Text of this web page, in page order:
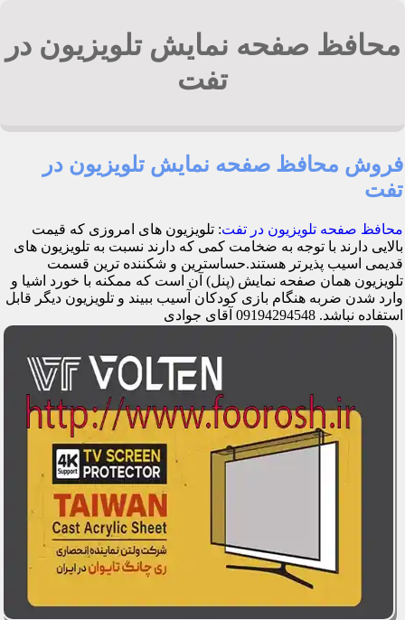
محافظ صفحه نمایش تلویزیون در
تفت
فروش محافظ صفحه نمایش تلویزیون در
تفت
محافظ صفحه تلویزیون در تفت: تلویزیون های امروزی که قیمت
بالایی دارند با توجه به ضخامت کمی که دارند نسبت به تلویزیون های
قدیمی اسیب پذیرتر هستند.حساسترین و شکننده ترین قسمت
تلویزیون همان صفحه نمایش (پنل) آن است که ممکنه با خورد اشیا و
وارد شدن ضربه هنگام بازی کودکان آسیب ببیند و تلویزیون دیگر قابل
استفاده نباشد. 09194294548 آقای جوادی